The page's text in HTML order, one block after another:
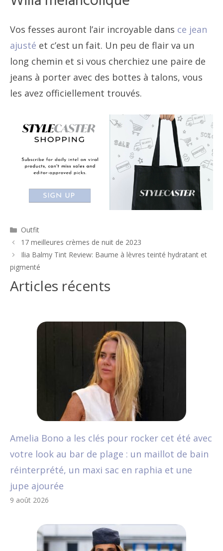
Vos fesses auront l’air incroyable dans ce jean
ajusté et c’est un fait. Un peu de flair va un
long chemin et si vous cherchiez une paire de
jeans à porter avec des bottes à talons, vous
les avez officiellement trouvés.
Catégories
Outfit
Navigation
des
17 meilleures crèmes de nuit de 2023
Ilia Balmy Tint Review: Baume à lèvres teinté hydratant et
pigmenté
Articles récents
Amelia Bono a les clés pour rocker cet été avec
votre look au bar de plage : un maillot de bain
réinterprété, un maxi sac en raphia et une
jupe ajourée
9 août 2026